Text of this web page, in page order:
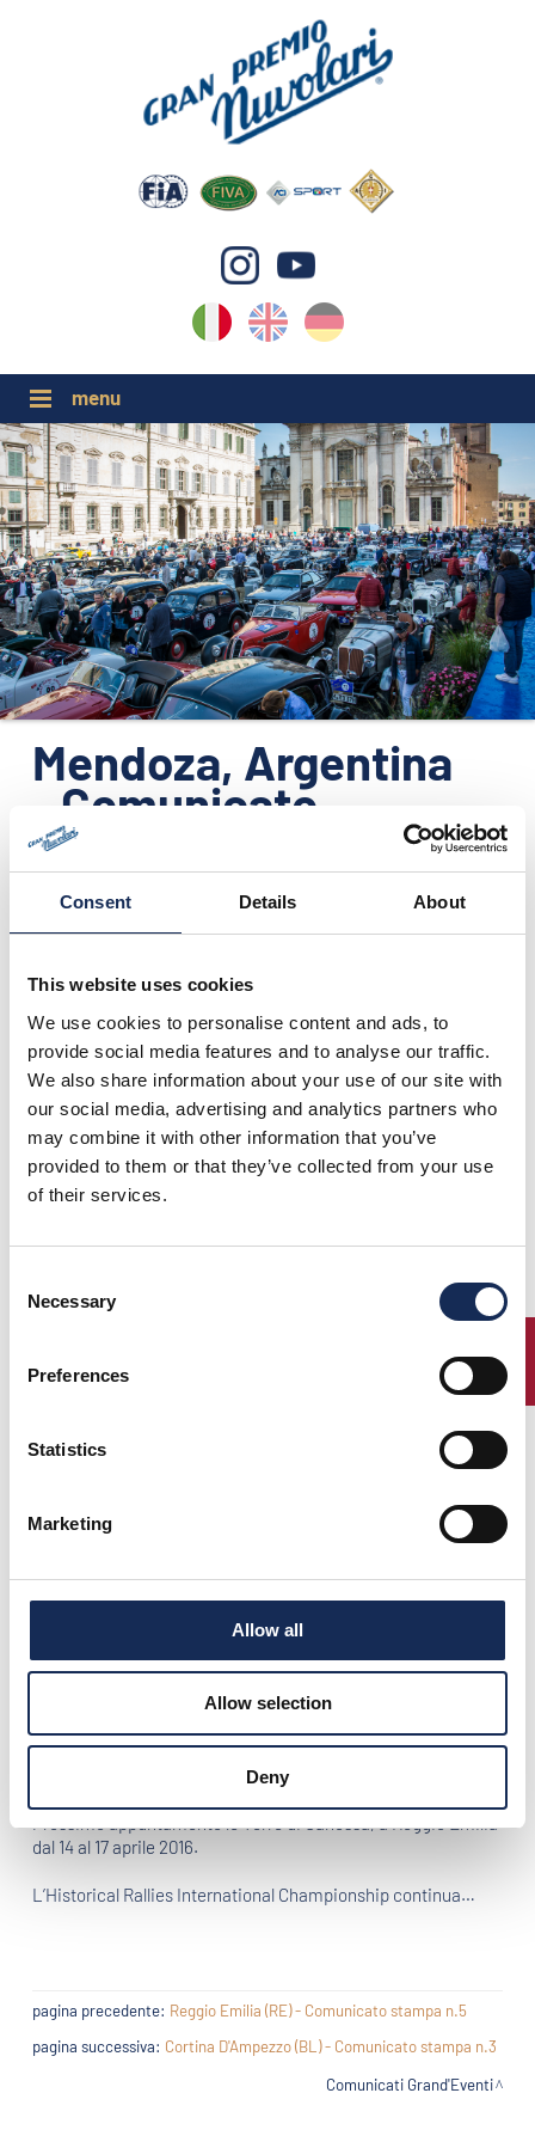
Consent Details About
This website uses cookies
We use cookies to personalise content and ads, to
provide social media features and to analyse our traffic.
We also share information about your use of our site with
our social media, advertising and analytics partners who
may combine it with other information that you’ve
provided to them or that they’ve collected from your use
of their services.
Selection
Necessary
Preferences
Statistics
Marketing
Allow all
Allow selection
Deny
DE
EN
IT
GP NUVOLARI 2026
1954-2025
GRANDI EVENTI 2026
ORGANIZZAZIONE
CONTATTI
PRESS
NEWS
PHOTO&VIDEO2025
Mendoza, Argentina
- Comunicato
stampa n. 4
Grande successo di partecipanti al 14° Rally de las Bodegas
l’equipaggio composto da Daniel Erejomovich e Gustavo
Llanos a bordo dell’AC Bristol Sport 16/80 dell’anno 1938.
Al secondo posto, Juan Tonconogy e Barbara Ruffini su
Il podio è stato completato da David e Alberto Beraja con la
Jaguar XK 120 del 1954.
Soddisfazione degli organizzatori, per l’andamento della gara,
ormai considerata un classico in Argentina. Moltissimi i
riconoscimenti di merito da parte dei partecipanti, della
stampa e del pubblico.
La Classifica di “Grand’Eventi 2016” vede sempre in testa Nino
oggi, dai due argentini nuovi entrati Daniel Erejomovich e
Prossimo appuntamento le Terre di Canossa, a Reggio Emilia
dal 14 al 17 aprile 2016.
L’Historical Rallies International Championship continua…
pagina precedente: Reggio Emilia (RE) - Comunicato stampa n.5
pagina successiva: Cortina D'Ampezzo (BL) - Comunicato stampa n.3
Comunicati Grand'Eventi
ENTRY